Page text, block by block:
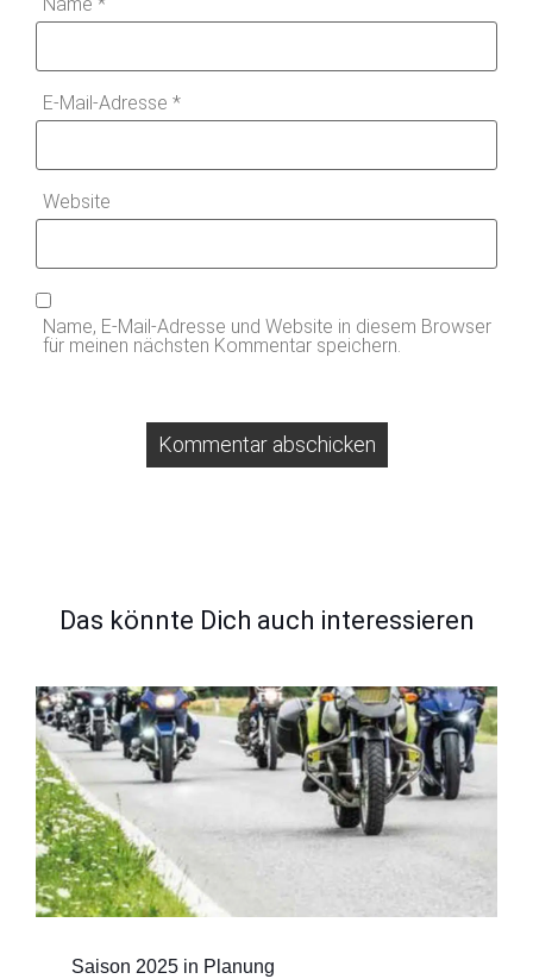
E-Mail-Adresse *
Website
Name, E-Mail-Adresse und Website in diesem Browser
für meinen nächsten Kommentar speichern.
Das könnte Dich auch interessieren
Saison 2025 in Planung